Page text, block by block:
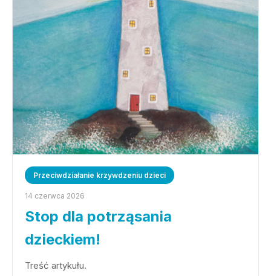
Przeciwdziałanie krzywdzeniu dzieci
14 czerwca 2026
Stop dla potrząsania
dzieckiem!
Treść artykułu.